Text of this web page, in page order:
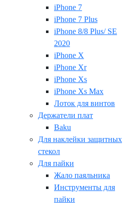
iPhone 7
iPhone 7 Plus
iPhone 8/8 Plus/ SE
2020
iPhone X
iPhone Xr
iPhone Xs
iPhone Xs Max
Лоток для винтов
Держатели плат
Baku
Для наклейки защитных
стекол
Для пайки
Жало паяльника
Инструменты для
пайки